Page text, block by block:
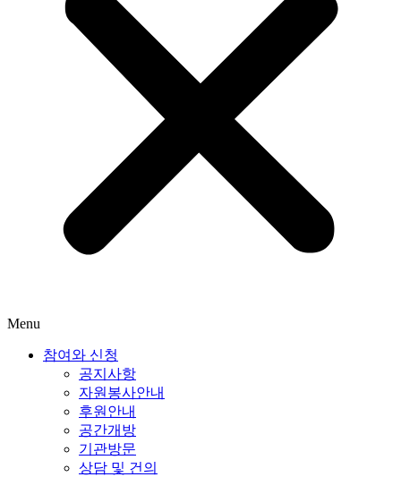
Menu
참여와 신청
공지사항
자원봉사안내
후원안내
공간개방
기관방문
상담 및 건의